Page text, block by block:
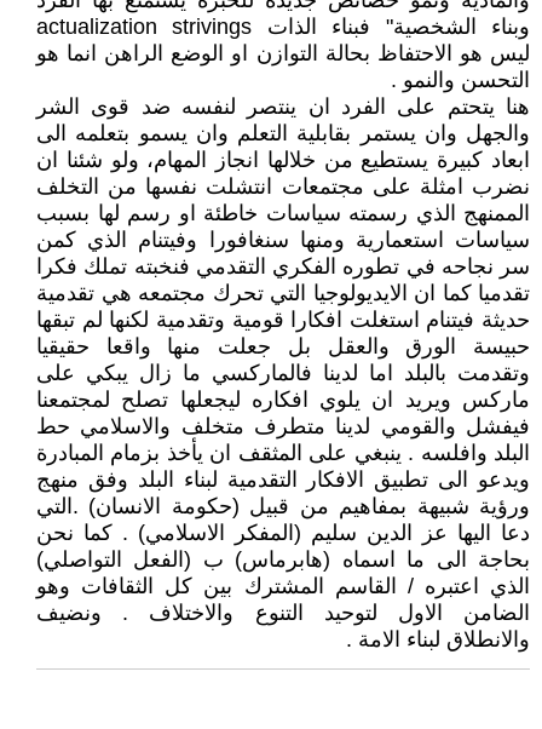
وبناء الشخصية" فبناء الذات actualization strivings
ليس هو الاحتفاظ بحالة التوازن او الوضع الراهن انما هو
التحسن والنمو .
هنا يتحتم على الفرد ان ينتصر لنفسه ضد قوى الشر
والجهل وان يستمر بقابلية التعلم وان يسمو بتعلمه الى
ابعاد كبيرة يستطيع من خلالها انجاز المهام، ولو شئنا ان
نضرب امثلة على مجتمعات انتشلت نفسها من التخلف
الممنهج الذي رسمته سياسات خاطئة او رسم لها بسبب
سياسات استعمارية ومنها سنغافورا وفيتنام الذي كمن
سر نجاحه في تطوره الفكري التقدمي فنخبته تملك فكرا
تقدميا كما ان الايديولوجيا التي تحرك مجتمعه هي تقدمية
حديثة فيتنام استغلت افكارا قومية وتقدمية لكنها لم تبقها
حبيسة الورق والعقل بل جعلت منها واقعا حقيقيا
وتقدمت بالبلد اما لدينا فالماركسي ما زال يبكي على
ماركس ويريد ان يلوي افكاره ليجعلها تصلح لمجتمعنا
فيفشل والقومي لدينا متطرف متخلف والاسلامي حط
البلد وافلسه . ينبغي على المثقف ان يأخذ بزمام المبادرة
ويدعو الى تطبيق الافكار التقدمية لبناء البلد وفق منهج
ورؤية شبيهة بمفاهيم من قبيل (حكومة الانسان) .التي
دعا اليها عز الدين سليم (المفكر الاسلامي) . كما نحن
بحاجة الى ما اسماه (هابرماس) ب (الفعل التواصلي)
الذي اعتبره / القاسم المشترك بين كل الثقافات وهو
الضامن الاول لتوحيد التنوع والاختلاف . ونضيف
والانطلاق لبناء الامة .